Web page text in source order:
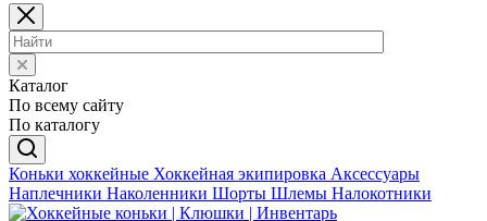
Каталог
По всему сайту
По каталогу
Коньки хоккейные Хоккейная экипировка Аксессуары
Наплечники Наколенники Шорты Шлемы Налокотники